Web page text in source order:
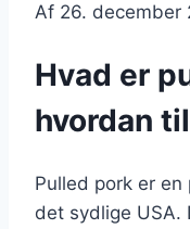
Af 26. december
Hvad er
hvordan
Pulled pork er
det sydlige USA.